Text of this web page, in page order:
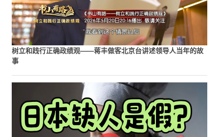
树立和践行正确政绩观——蒋丰做客北京台讲述领导人当年的故
事